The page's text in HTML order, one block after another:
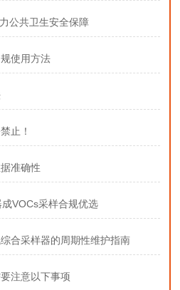
公共卫生安全保障
使用方法
止！
准确性
VOCs采样合规优选
合采样器的周期性维护指南
注意以下事项